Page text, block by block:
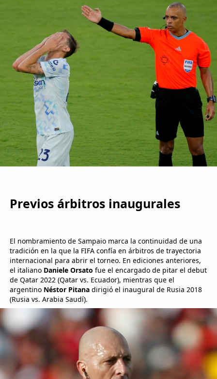
Previos árbitros inaugurales
El nombramiento de Sampaio marca la continuidad de una
tradición en la que la FIFA confía en árbitros de trayectoria
internacional para abrir el torneo. En ediciones anteriores,
el italiano Daniele Orsato fue el encargado de pitar el debut
de Qatar 2022 (Qatar vs. Ecuador), mientras que el
argentino Néstor Pitana dirigió el inaugural de Rusia 2018
(Rusia vs. Arabia Saudí).